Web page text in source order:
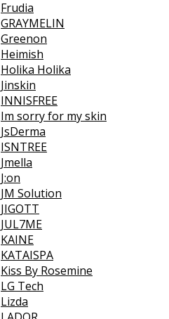
Frudia
GRAYMELIN
Greenon
Heimish
Holika Holika
Jinskin
INNISFREE
Im sorry for my skin
JsDerma
ISNTREE
Jmella
J:on
JM Solution
JIGOTT
JUL7ME
KAINE
KATAISPA
Kiss By Rosemine
LG Tech
Lizda